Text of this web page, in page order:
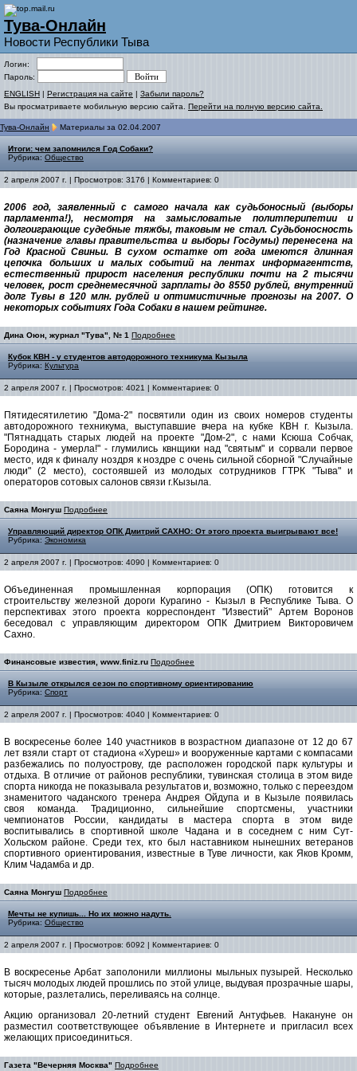
Тува-Онлайн
Новости Республики Тыва
Логин:
Пароль:
ENGLISH | Регистрация на сайте | Забыли пароль?
Вы просматриваете мобильную версию сайта. Перейти на полную версию сайта.
Тува-Онлайн Материалы за 02.04.2007
Итоги: чем запомнился Год Собаки?
Рубрика: Общество
2 апреля 2007 г. | Просмотров: 3176 | Комментариев: 0
2006 год, заявленный с самого начала как судьбоносный (выборы
парламента!), несмотря на замысловатые политперипетии и
долгоиграющие судебные тяжбы, таковым не стал. Судьбоносность
(назначение главы правительства и выборы Госдумы) перенесена на
Год Красной Свиньи. В сухом остатке от года имеются длинная
цепочка больших и малых событий на лентах информагентств,
естественный прирост населения республики почти на 2 тысячи
человек, рост среднемесячной зарплаты до 8550 рублей, внутренний
долг Тувы в 120 млн. рублей и оптимистичные прогнозы на 2007. О
некоторых событиях Года Собаки в нашем рейтинге.
Дина Оюн, журнал "Тува", № 1 Подробнее
Кубок КВН - у студентов автодорожного техникума Кызыла
Рубрика: Культура
2 апреля 2007 г. | Просмотров: 4021 | Комментариев: 0
Пятидесятилетию "Дома-2" посвятили один из своих номеров студенты
автодорожного техникума, выступавшие вчера на кубке КВН г. Кызыла.
"Пятнадцать старых людей на проекте "Дом-2", с нами Ксюша Собчак,
Бородина - умерла!" - глумились квнщики над "святым" и сорвали первое
место, идя к финалу ноздря к ноздре с очень сильной сборной "Случайные
люди" (2 место), состоявшей из молодых сотрудников ГТРК "Тыва" и
операторов сотовых салонов связи г.Кызыла.
Саяна Монгуш Подробнее
Управляющий директор ОПК Дмитрий САХНО: От этого проекта выигрывают все!
Рубрика: Экономика
2 апреля 2007 г. | Просмотров: 4090 | Комментариев: 0
Объединенная промышленная корпорация (ОПК) готовится к
строительству железной дороги Курагино - Кызыл в Республике Тыва. О
перспективах этого проекта корреспондент "Известий" Артем Воронов
беседовал с управляющим директором ОПК Дмитрием Викторовичем
Сахно.
Финансовые известия, www.finiz.ru Подробнее
В Кызыле открылся сезон по спортивному ориентированию
Рубрика: Спорт
2 апреля 2007 г. | Просмотров: 4040 | Комментариев: 0
В воскресенье более 140 участников в возрастном диапазоне от 12 до 67
лет взяли старт от стадиона «Хуреш» и вооруженные картами с компасами
разбежались по полуострову, где расположен городской парк культуры и
отдыха. В отличие от районов республики, тувинская столица в этом виде
спорта никогда не показывала результатов и, возможно, только с переездом
знаменитого чаданского тренера Андрея Ойдупа и в Кызыле появилась
своя команда. Традиционно, сильнейшие спортсмены, участники
чемпионатов России, кандидаты в мастера спорта в этом виде
воспитывались в спортивной школе Чадана и в соседнем с ним Сут-
Хольском районе. Среди тех, кто был наставником нынешних ветеранов
спортивного ориентирования, известные в Туве личности, как Яков Кромм,
Клим Чадамба и др.
Саяна Монгуш Подробнее
Мечты не купишь... Но их можно надуть.
Рубрика: Общество
2 апреля 2007 г. | Просмотров: 6092 | Комментариев: 0
В воскресенье Арбат заполонили миллионы мыльных пузырей. Несколько
тысяч молодых людей прошлись по этой улице, выдувая прозрачные шары,
которые, разлетались, переливаясь на солнце.
Акцию организовал 20-летний студент Евгений Антуфьев. Накануне он
разместил соответствующее объявление в Интернете и пригласил всех
желающих присоединиться.
Газета "Вечерняя Москва" Подробнее